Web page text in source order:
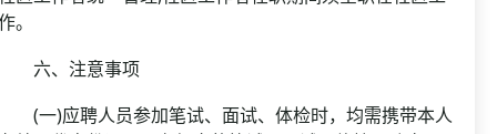
。
、注意事项
一)应聘人员参加笔试、面试、体检时，均需携带本人